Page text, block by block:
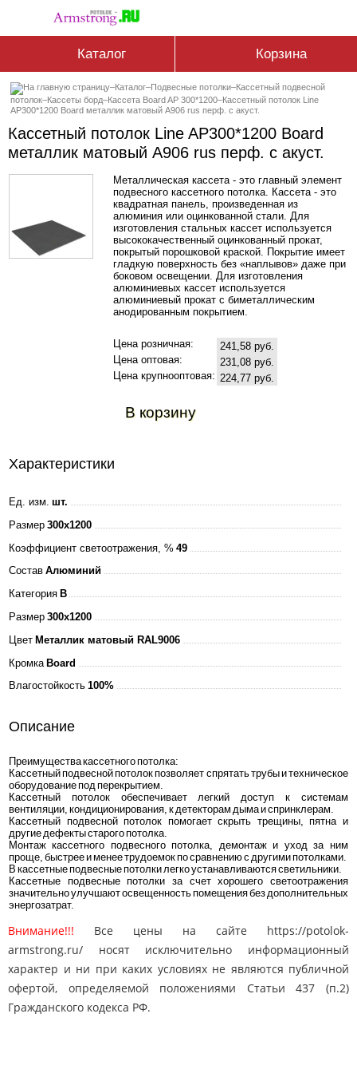
Каталог Корзина
–Каталог–Подвесные потолки–Кассетный подвесной
потолок–Кассеты борд–Кассетa Board AP 300*1200–Кассетный потолок Line
AP300*1200 Board металлик матовый А906 rus перф. с акуст.
Кассетный потолок Line AP300*1200 Board
металлик матовый А906 rus перф. с акуст.
Металлическая кассета - это главный элемент
подвесного кассетного потолка. Кассета - это
квадратная панель, произведенная из
алюминия или оцинкованной стали. Для
изготовления стальных кассет используется
высококачественный оцинкованный прокат,
покрытый порошковой краской. Покрытие имеет
гладкую поверхность без «наплывов» даже при
боковом освещении. Для изготовления
алюминиевых кассет используется
алюминиевый прокат с биметаллическим
анодированным покрытием.
Цена розничная:
241,58 руб.
Цена оптовая:
231,08 руб.
Цена крупнооптовая: 224,77 руб.
В корзину
Характеристики
Ед. изм. шт.
Размер 300x1200
Коэффициент светоотражения, % 49
Состав Алюминий
Категория B
Размер 300x1200
Цвет Металлик матовый RAL9006
Кромка Board
Влагостойкость 100%
Описание
Преимущества кассетного потолка:
Кассетный подвесной потолок позволяет спрятать трубы и техническое
оборудование под перекрытием.
Кассетный потолок обеспечивает легкий доступ к системам
вентиляции, кондиционирования, к детекторам дыма и спринклерам.
Кассетный подвесной потолок помогает скрыть трещины, пятна и
другие дефекты старого потолка.
Монтаж кассетного подвесного потолка, демонтаж и уход за ним
проще, быстрее и менее трудоемок по сравнению с другими потолками.
В кассетные подвесные потолки легко устанавливаются светильники.
Кассетные подвесные потолки за счет хорошего светоотражения
значительно улучшают освещенность помещения без дополнительных
энергозатрат.
Внимание!!! Все цены на сайте https://potolok-
armstrong.ru/ носят исключительно информационный
характер и ни при каких условиях не являются публичной
офертой, определяемой положениями Статьи 437 (п.2)
Гражданского кодекса РФ.